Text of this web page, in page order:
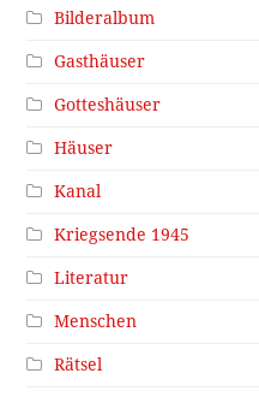
Bilderalbum
Gasthäuser
Gotteshäuser
Häuser
Kanal
Kriegsende 1945
Literatur
Menschen
Rätsel